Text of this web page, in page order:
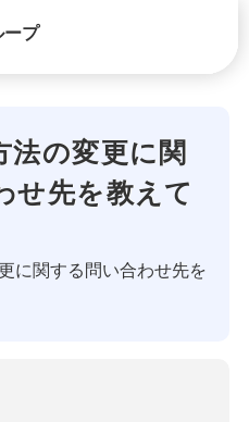
法の変更に関
せ先を教えて
に関する問い合わせ先を